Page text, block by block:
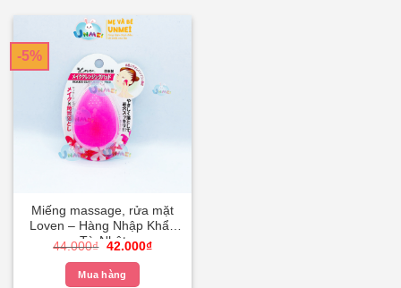
-5%
Miếng massage, rửa mặt
Loven – Hàng Nhập Khẩu
Từ Nhật
44.000₫ Giá
là:
44.000₫.
42.000₫Giá
Mua hàng